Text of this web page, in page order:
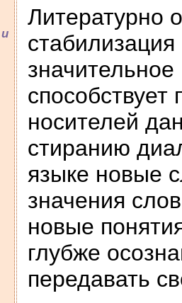
Литературно
носителей
стиранию
языке новые
значения
новые
глубже
передавать